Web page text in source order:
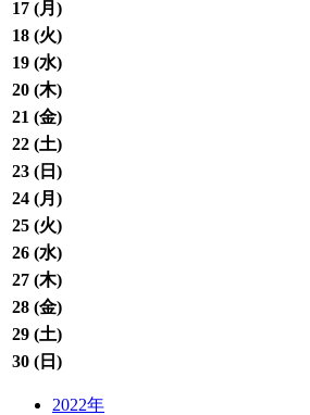
17 (月 )
18 (火)
19 (水)
20 (木)
21 (金)
22 (土)
23 ( 日 )
24 (月 )
25 (火)
26 (水)
27 (木)
28 (金)
29 (土)
30 ( 日 )
2022年